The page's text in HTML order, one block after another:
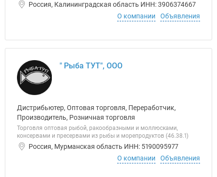
Россия, Калининградская область ИНН: 3906374667
О компании
Объявления
" Рыба ТУТ", ООО
Дистрибьютер, Оптовая торговля, Переработчик,
Производитель, Розничная торговля
Торговля оптовая рыбой, ракообразными и моллюсками,
консервами и пресервами из рыбы и морепродуктов (46.38.1)
Россия, Мурманская область ИНН: 5190095977
О компании
Объявления